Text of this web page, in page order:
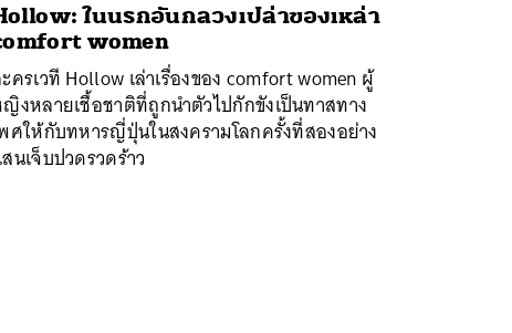
ในนรกอันกลวงเปล่าของเหล่า
women
ครเวที Hollow เล่าเรื่องของ comfort women ผู้
งหลายเชื้อชาติที่ถูกนำตัวไปกักขังเป็นทาสทาง
ศให้กับทหารญี่ปุ่นในสงครามโลกครั้งที่สองอย่าง
นเจ็บปวดรวดร้าว